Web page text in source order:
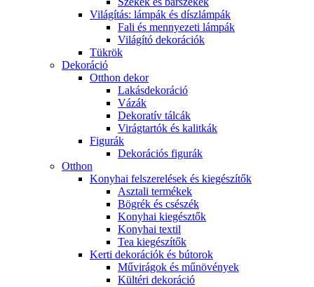
Világítás: lámpák és díszlámpák
Fali és mennyezeti lámpák
Világító dekorációk
Tükrök
Dekoráció
Otthon dekor
Lakásdekoráció
Vázák
Dekoratív tálcák
Virágtartók és kalitkák
Figurák
Dekorációs figurák
Otthon
Konyhai felszerelések és kiegészítők
Asztali termékek
Bögrék és csészék
Konyhai kiegésztők
Konyhai textil
Tea kiegészítők
Kerti dekorációk és bútorok
Művirágok és műnövények
Kültéri dekoráció